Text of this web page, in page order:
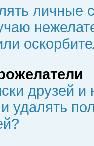
личные
друзей
удалять